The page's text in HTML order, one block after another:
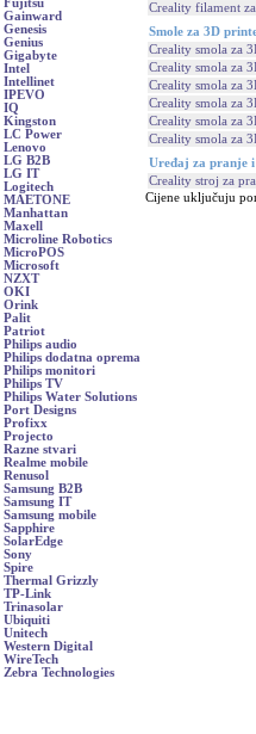
Fujitsu
Gainward
Genesis
Genius
Gigabyte
Intel
Intellinet
IPEVO
IQ
Kingston
LC Power
Lenovo
LG B2B
LG IT
Logitech
MAETONE
Manhattan
Maxell
Microline Robotics
MicroPOS
Microsoft
NZXT
OKI
Orink
Palit
Patriot
Philips audio
Philips dodatna oprema
Philips monitori
Philips TV
Philips Water Solutions
Port Designs
Profixx
Projecto
Razne stvari
Realme mobile
Renusol
Samsung B2B
Samsung IT
Samsung mobile
Sapphire
SolarEdge
Sony
Spire
Thermal Grizzly
TP-Link
Trinasolar
Ubiquiti
Unitech
Western Digital
WireTech
Zebra Technologies
Creality filament
Smole za 3D
Creality smola za
Creality smola za
Creality smola za
Creality smola za
Creality smola za
Creality smola za
Uređaj za pranje i
Creality stroj za
Cijene uključuju